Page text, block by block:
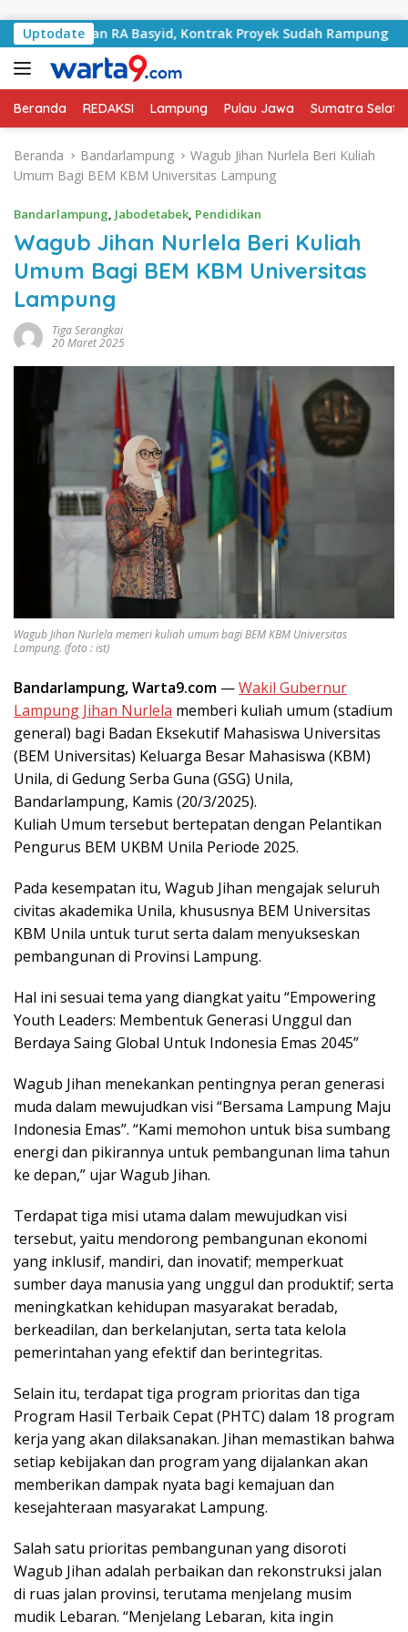
Uptodate
Jalan RA Basyid, Kontrak Proyek Sudah Rampung
Beranda REDAKSI Lampung Pulau Jawa Sumatra
Beranda Bandarlampung
Wagub Jihan Nurlela Beri Kuliah
Umum Bagi BEM KBM Universitas Lampung
Bandarlampung, Jabodetabek, Pendidikan
Wagub Jihan Nurlela Beri Kuliah
Umum Bagi BEM KBM Universitas
Lampung
Tiga Serangkai
20 Maret 2025
Wagub Jihan Nurlela memeri kuliah umum bagi BEM KBM Universitas
Lampung. (foto : ist)
Bandarlampung, Warta9.com —Wakil Gubernur
Lampung Jihan Nurlela memberi kuliah umum (stadium
general) bagi Badan Eksekutif Mahasiswa Universitas
(BEM Universitas) Keluarga Besar Mahasiswa (KBM)
Unila, di Gedung Serba Guna (GSG) Unila,
Bandarlampung, Kamis (20/3/2025).
Kuliah Umum tersebut bertepatan dengan Pelantikan
Pengurus BEM UKBM Unila Periode 2025.
Pada kesempatan itu, Wagub Jihan mengajak seluruh
civitas akademika Unila, khususnya BEM Universitas
KBM Unila untuk turut serta dalam menyukseskan
pembangunan di Provinsi Lampung.
Hal ini sesuai tema yang diangkat yaitu “Empowering
Youth Leaders: Membentuk Generasi Unggul dan
Berdaya Saing Global Untuk Indonesia Emas 2045”
Wagub Jihan menekankan pentingnya peran generasi
muda dalam mewujudkan visi “Bersama Lampung Maju
Indonesia Emas”. “Kami memohon untuk bisa sumbang
energi dan pikirannya untuk pembangunan lima tahun
ke depan,” ujar Wagub Jihan.
Terdapat tiga misi utama dalam mewujudkan visi
tersebut, yaitu mendorong pembangunan ekonomi
yang inklusif, mandiri, dan inovatif; memperkuat
sumber daya manusia yang unggul dan produktif; serta
meningkatkan kehidupan masyarakat beradab,
berkeadilan, dan berkelanjutan, serta tata kelola
pemerintahan yang efektif dan berintegritas.
Selain itu, terdapat tiga program prioritas dan tiga
Program Hasil Terbaik Cepat (PHTC) dalam 18 program
kerja yang akan dilaksanakan. Jihan memastikan bahwa
setiap kebijakan dan program yang dijalankan akan
memberikan dampak nyata bagi kemajuan dan
kesejahteraan masyarakat Lampung.
Salah satu prioritas pembangunan yang disoroti
Wagub Jihan adalah perbaikan dan rekonstruksi jalan
di ruas jalan provinsi, terutama menjelang musim
mudik Lebaran. “Menjelang Lebaran, kita ingin